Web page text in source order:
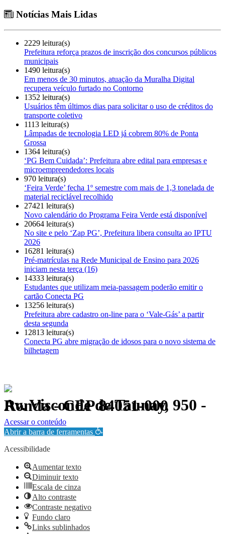
Notícias Mais Lidas
2229 leitura(s)
Prefeitura reforça prazos de inscrição dos concursos públicos
municipais
1490 leitura(s)
Em menos de 30 minutos, atuação da Muralha Digital
recupera veículo furtado no Contorno
1352 leitura(s)
Usuários têm últimos dias para solicitar o uso de créditos do
transporte coletivo
1113 leitura(s)
Lâmpadas de tecnologia LED já cobrem 80% de Ponta
Grossa
1364 leitura(s)
‘PG Bem Cuidada’: Prefeitura abre edital para empresas e
microempreendedores locais
970 leitura(s)
‘Feira Verde’ fecha 1º semestre com mais de 1,3 tonelada de
material reciclável recolhido
27421 leitura(s)
Novo calendário do Programa Feira Verde está disponível
20664 leitura(s)
No site e pelo ‘Zap PG’, Prefeitura libera consulta ao IPTU
2026
16281 leitura(s)
Pré-matrículas na Rede Municipal de Ensino para 2026
iniciam nesta terça (16)
14333 leitura(s)
Estudantes que utilizam meia-passagem poderão emitir o
cartão Conecta PG
13256 leitura(s)
Prefeitura abre cadastro on-line para o ‘Vale-Gás’ a partir
desta segunda
12813 leitura(s)
Conecta PG abre migração de idosos para o novo sistema de
bilhetagem
Av. Visconde de Taunay, 950 - Ronda - CEP 84051-000
Política de Privacidade.
Acessar o conteúdo
Abrir a barra de ferramentas
Acessibilidade
Aumentar texto
Diminuir texto
Escala de cinza
Alto contraste
Contraste negativo
Fundo claro
Links sublinhados